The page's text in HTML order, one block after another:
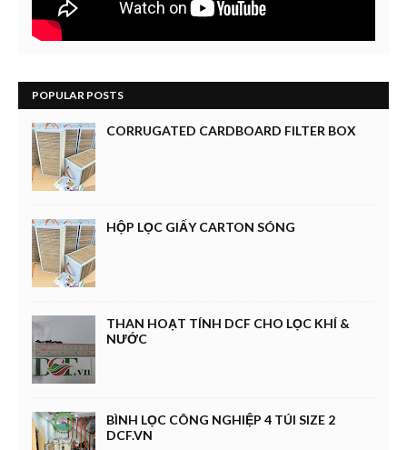
POPULAR POSTS
CORRUGATED CARDBOARD FILTER BOX
HỘP LỌC GIẤY CARTON SÓNG
THAN HOẠT TÍNH DCF CHO LỌC KHÍ &
NƯỚC
BÌNH LỌC CÔNG NGHIỆP 4 TÚI SIZE 2
DCF.VN